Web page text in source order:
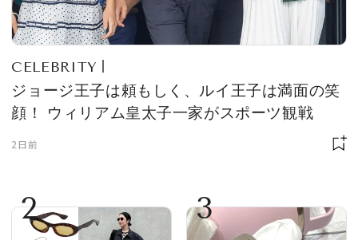
CELEBRITY
ジョージ王子は頼もしく、ルイ王子は満面の笑
顔！ ウィリアム皇太子一家がスポーツ観戦
2日前
2 3